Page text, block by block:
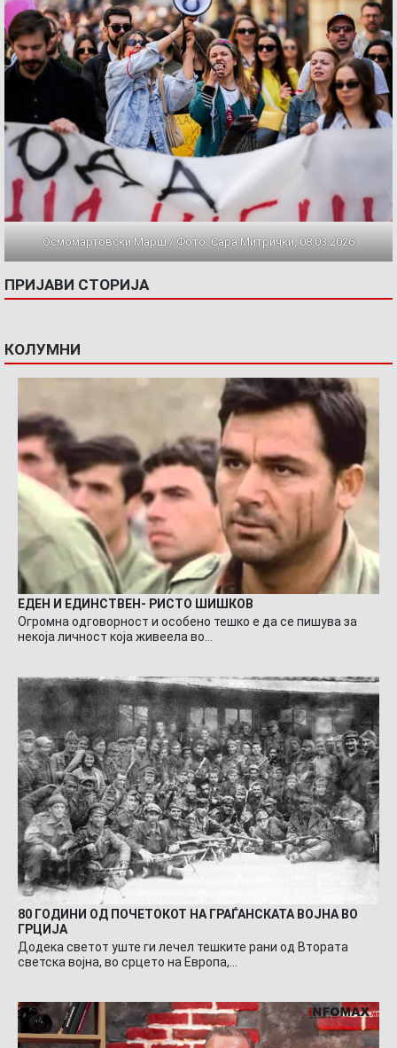
Осмомартовски Марш / Фото: Сара Митрички, 08.03.2026
ПРИЈАВИ СТОРИЈА
КОЛУМНИ
ЕДЕН И ЕДИНСТВЕН- РИСТО ШИШКОВ
Огромна одговорност и особено тешко е да се пишува за
некоја личност која живеела во…
80 ГОДИНИ ОД ПОЧЕТОКОТ НА ГРАЃАНСКАТА ВОЈНА ВО
ГРЦИЈА
Додека светот уште ги лечел тешките рани од Втората
светска војна, во срцето на Европа,…